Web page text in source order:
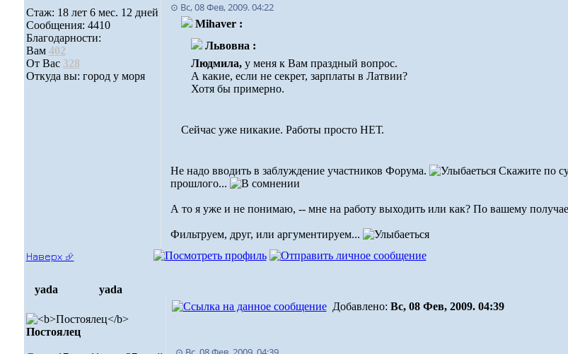
Стаж: 18 лет 6 мес. 12 дней
Сообщения: 4410
Благодарности:
Вам 402
От Вас 328
Откуда вы: город у моря
⊙ Вс, 08 Фев, 2009. 04:22
Mihaver :
Львовна :
Людмила, у меня к Вам праздный вопрос.
А какие, если не секрет, зарплаты в Латвии?
Хотя бы примерно.
Сейчас уже никакие. Работы просто НЕТ.
Не надо вводить в заблуждение участников Форума.
Скажите по
прошлого...
А то я уже и не понимаю, -- мне на работу выходить или как? По вашему
Фильтруем, друг, или аргументируем...
Наверх ⮵
yada yada
Постоялец
Добавлено: Вс, 08 Фев, 2009. 04:39